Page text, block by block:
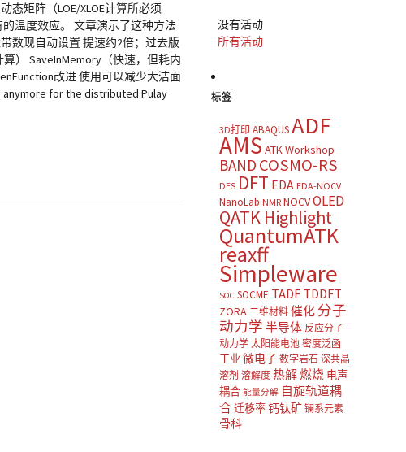
态矩阵（LOE/XLOE计算所必须
温度效应。 文章演示了这种方法
数现自动设置 提速约2倍；过去版
） SaveInMemory（快速，但耗内
改进 使用可以减少大洁面
for the distributed Pulay
没有活动
所有活动
标签
3D打印 ABAQUSADF
AMS ATK Workshop
BAND COSMO-RS
DES DFT EDA EDA-NOCV
NanoLab NMR NOCVOLED
QATK Highlight
QuantumATK
reaxff
Simpleware
SOC SOCME TADF TDDFT
ZORA 二维材料 催化 分子
动力学 半导体 反应分子
动力学 太阳能电池 密度泛函
工业 微电子 数字岩石 深共晶
溶剂 溶解度 热解燃烧 电声
耦合 能量分解 自旋轨道耦
合迁移率钙钛矿 镧系元素
骨科